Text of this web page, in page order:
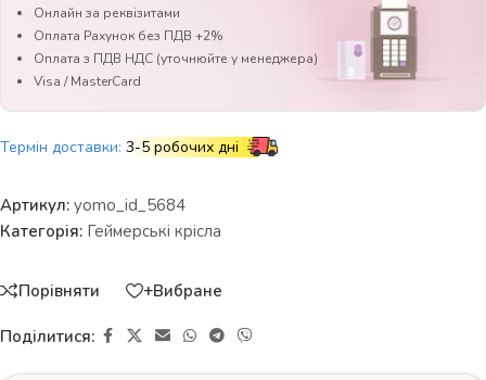
Онлайн за реквізитами
Оплата Рахунок без ПДВ +2%
Оплата з ПДВ НДС (уточнюйте у менеджера)
Visa / MasterCard
Термін доставки: 3-5 робочих дні
Артикул: yomo_id_5684
Категорія: Геймерські крісла
Порівняти +Вибране
Поділитися: